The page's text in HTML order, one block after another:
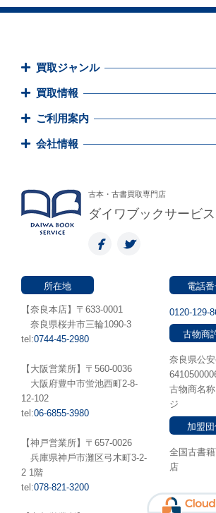
買取ジャンル
買取情報
ご利用案内
会社情報
古本・古書買取専門店
ダイワブックサービス
所在地
【奈良本店】〒633-0001
奈良県桜井市三輪1090-3
tel:0744-45-2980
【大阪営業所】〒560-0036
⼤阪府豊中市蛍池⻄町2-8-
12-102
tel:06-6855-3980
【神戸営業所】〒657-0026
兵庫県神⼾市灘区弓木町3-2-
2 1階
tel:078-821-3200
電話
0120-129-
古物商
奈良県公
古物商名
ジ
加盟
全国古書
店